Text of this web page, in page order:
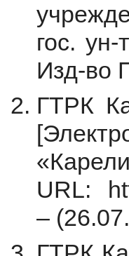
гос.
Изд-во
ГТРК
URL:
–